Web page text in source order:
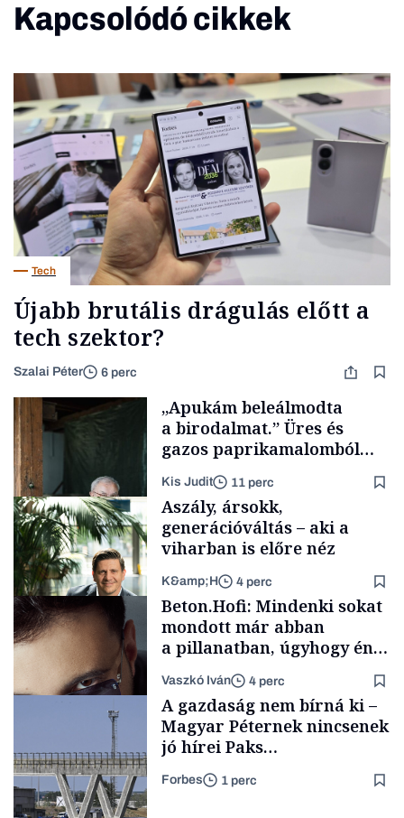
Kapcsolódó cikkek
Tech
Újabb brutális drágulás előtt a
tech szektor?
Szalai Péter 6 perc
Családi
vállalkozások
„Apukám beleálmodta
a birodalmat.” Üres és
gazos paprikamalomból
lett az igazi családi
fűszersztori
Kis Judit 11 perc
TÁMOGATÓI
Aszály, ársokk,
generációváltás – aki a
viharban is előre néz
K&amp;H 4 perc
Forbes-sztori
Beton.Hofi: Mindenki sokat
mondott már abban
a pillanatban, úgyhogy én
a legsarkosabb
gondolataimat akartam
kimondani
Vaszkó Iván 4 perc
A gazdaság nem bírná ki –
Magyar Péternek nincsenek
jó hírei Paks
újraindításáról
Forbes 1 perc